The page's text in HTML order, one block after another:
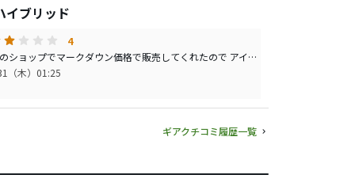
イブリッド
4
行きつけのショップでマークダウン価格で販売してくれたので アイアンのＺ７４５と揃えるつもりで購入。 ＵＴにしては重量があるシャフトですが、 思いの外 上がってくれます。 （むしろ上がり過ぎて距離を損している感じ） 掴まりも良いので十分使えるんですが 個人的には、もう少し強弾道のほうが好みですね。
（木）01:25
ギアクチコミ履歴一覧